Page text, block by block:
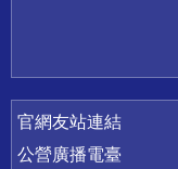
官網友站連結
公營廣播電臺